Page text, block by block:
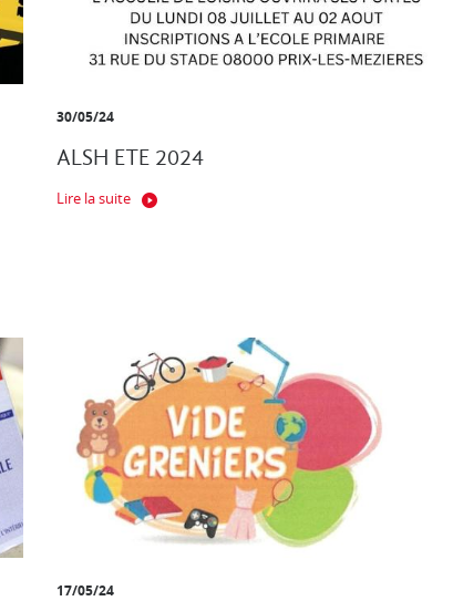
30/05/24
ALSH ETE 2024
Lire la suite
17/05/24